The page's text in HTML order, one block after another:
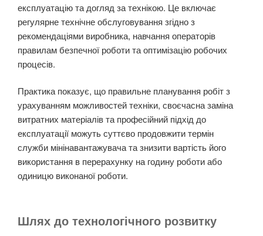
експлуатацію та догляд за технікою. Це включає
регулярне технічне обслуговування згідно з
рекомендаціями виробника, навчання операторів
правилам безпечної роботи та оптимізацію робочих
процесів.
Практика показує, що правильне планування робіт з
урахуванням можливостей техніки, своєчасна заміна
витратних матеріалів та професійний підхід до
експлуатації можуть суттєво продовжити термін
служби мінінавантажувача та знизити вартість його
використання в перерахунку на годину роботи або
одиницю виконаної роботи.
Шлях до технологічного розвитку